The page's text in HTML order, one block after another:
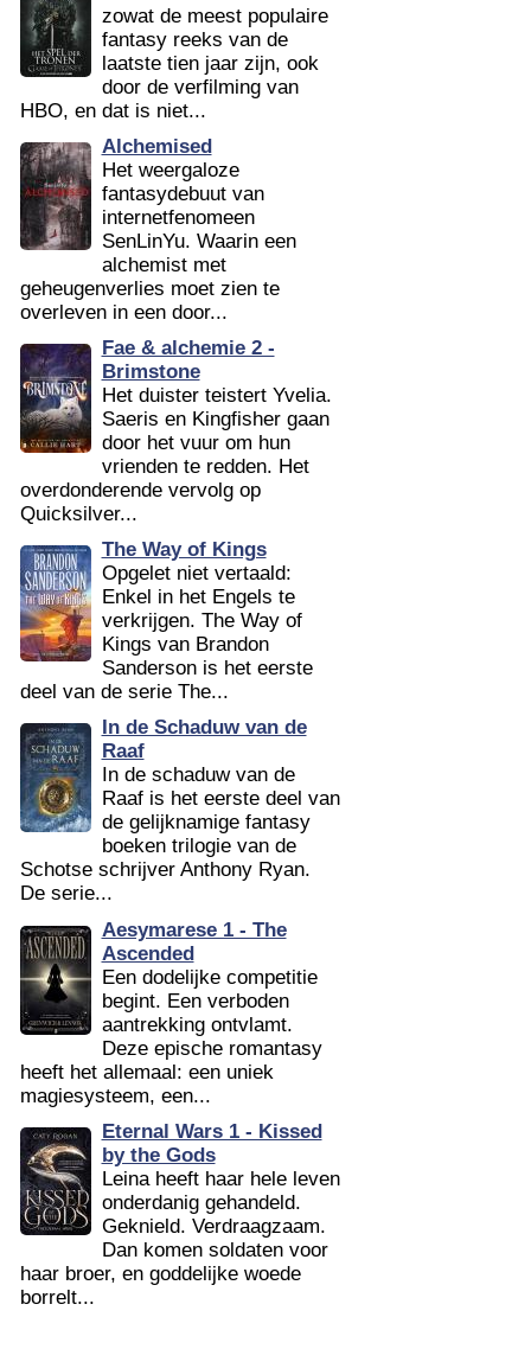
zowat de meest populaire
fantasy reeks van de
laatste tien jaar zijn, ook
door de verfilming van
HBO, en dat is niet...
Alchemised
Het weergaloze
fantasydebuut van
internetfenomeen
SenLinYu. Waarin een
alchemist met
geheugenverlies moet zien te
overleven in een door...
Fae & alchemie 2 -
Brimstone
Het duister teistert Yvelia.
Saeris en Kingfisher gaan
door het vuur om hun
vrienden te redden. Het
overdonderende vervolg op
Quicksilver...
The Way of Kings
Opgelet niet vertaald:
Enkel in het Engels te
verkrijgen. The Way of
Kings van Brandon
Sanderson is het eerste
deel van de serie The...
In de Schaduw van de
Raaf
In de schaduw van de
Raaf is het eerste deel van
de gelijknamige fantasy
boeken trilogie van de
Schotse schrijver Anthony Ryan.
De serie...
Aesymarese 1 - The
Ascended
Een dodelijke competitie
begint. Een verboden
aantrekking ontvlamt.
Deze epische romantasy
heeft het allemaal: een uniek
magiesysteem, een...
Eternal Wars 1 - Kissed
by the Gods
Leina heeft haar hele leven
onderdanig gehandeld.
Geknield. Verdraagzaam.
Dan komen soldaten voor
haar broer, en goddelijke woede
borrelt...